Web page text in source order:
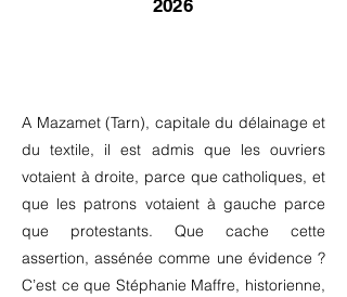
2026
A Mazamet (Tarn), capitale du délainage et
du textile, il est admis que les ouvriers
votaient à droite, parce que catholiques, et
que les patrons votaient à gauche parce
que protestants. Que cache cette
assertion, assénée comme une évidence ?
C’est ce que Stéphanie Maffre, historienne,